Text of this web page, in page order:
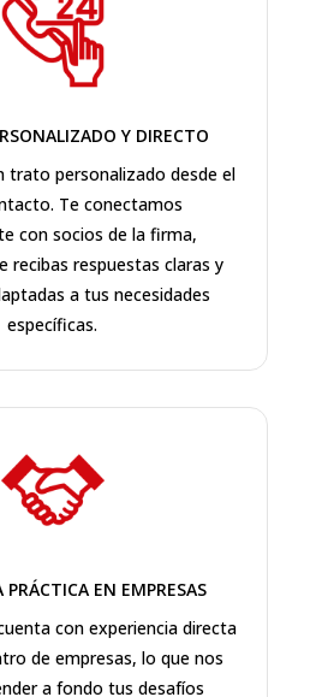
Y DIRECTO
trato personalizado desde el
Te conectamos
con socios de la firma,
recibas respuestas claras y
a tus necesidades
específicas.
PRÁCTICA EN EMPRESAS
con experiencia directa
de empresas, lo que nos
a fondo tus desafíos